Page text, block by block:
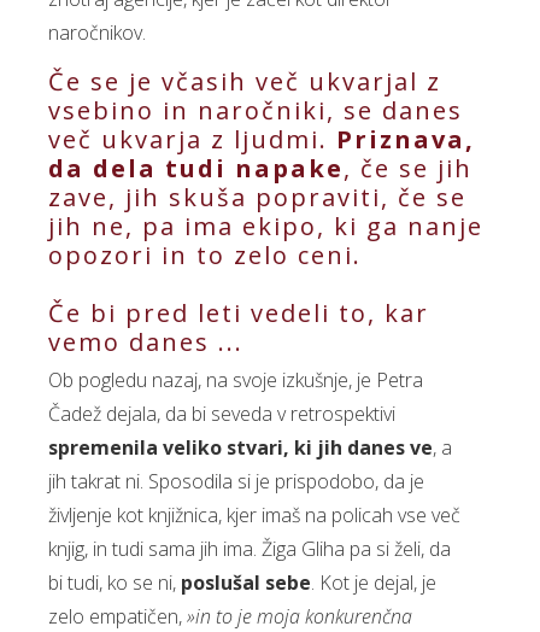
naročnikov.
Če se je včasih več ukvarjal z
vsebino in naročniki, se danes
več ukvarja z ljudmi. Priznava,
da dela tudi napake, če se jih
zave, jih skuša popraviti, če se
jih ne, pa ima ekipo, ki ga nanje
opozori in to zelo ceni.
Če bi pred leti vedeli to, kar
vemo danes ...
Ob pogledu nazaj, na svoje izkušnje, je Petra
Čadež dejala, da bi seveda v retrospektivi
spremenila veliko stvari, ki jih danes ve, a
jih takrat ni. Sposodila si je prispodobo, da je
življenje kot knjižnica, kjer imaš na policah vse več
knjig, in tudi sama jih ima. Žiga Gliha pa si želi, da
bi tudi, ko se ni, poslušal sebe. Kot je dejal, je
zelo empatičen,»in to je moja konkurenčna